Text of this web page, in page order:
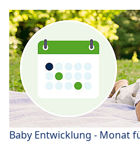
Baby Entwicklung - Monat